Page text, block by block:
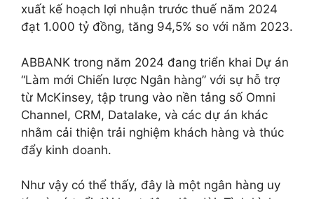
xuất kế hoạch lợi nhuận trước thuế năm 2024
đạt 1.000 tỷ đồng, tăng 94,5% so với năm 2023.
ABBANK trong năm 2024 đang triển khai Dự án
“Làm mới Chiến lược Ngân hàng” với sự hỗ trợ
từ McKinsey, tập trung vào nền tảng số Omni
Channel, CRM, Datalake, và các dự án khác
nhằm cải thiện trải nghiệm khách hàng và thúc
đẩy kinh doanh.
Như vậy có thể thấy, đây là một ngân hàng uy